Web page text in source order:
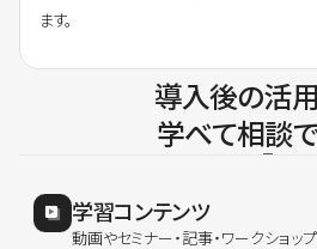
ます。
導入後の活用
学べて相談で
学習コンテンツ
動画やセミナー・記事・ワークショップ